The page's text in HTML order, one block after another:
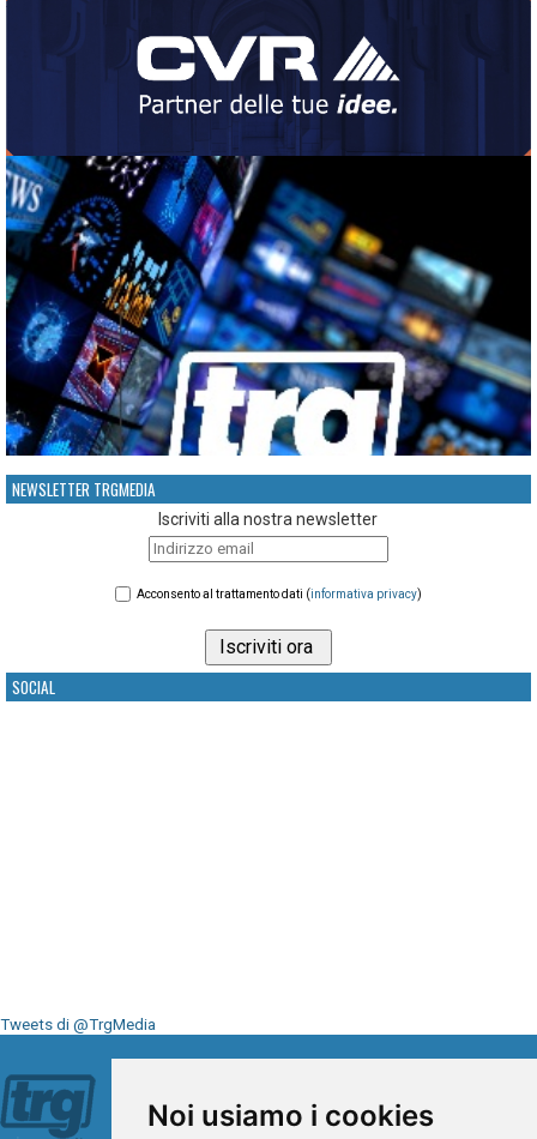
Noi usiamo i cookies
NEWSLETTER TRGMEDIA
Iscriviti alla nostra newsletter
Acconsento al trattamento dati (informativa privacy)
SOCIAL
Tweets di @TrgMedia
Seguici su